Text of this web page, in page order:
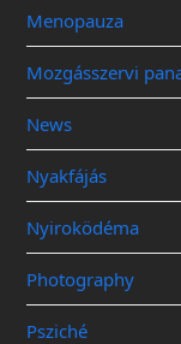
Menopauza
Mozgásszervi
News
Nyakfájás
Nyiroködéma
Photography
Psziché